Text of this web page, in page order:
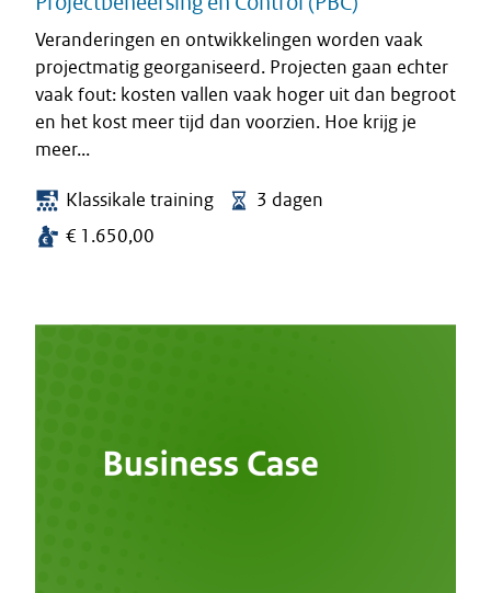
Veranderingen en ontwikkelingen worden vaak
projectmatig georganiseerd. Projecten gaan echter
vaak fout: kosten vallen vaak hoger uit dan begroot
en het kost meer tijd dan voorzien. Hoe krijg je
meer...
Klassikale training
3 dagen
€ 1.650,00